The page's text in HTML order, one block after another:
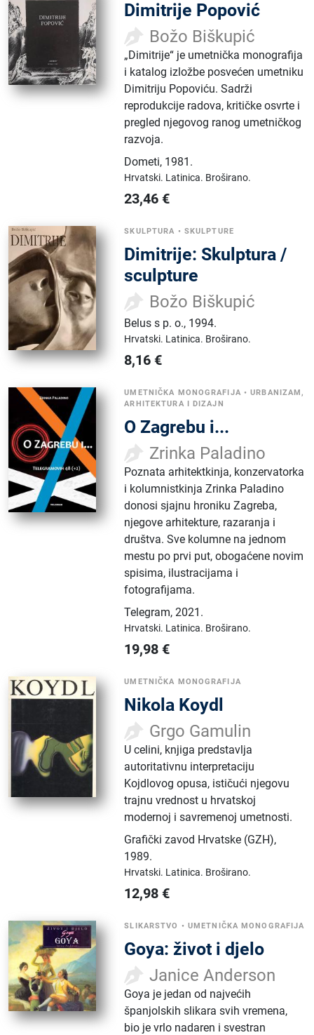
Dimitrije Popović
Božo Biškupić
„Dimitrije“ je umetnička monografija
i katalog izložbe posvećen umetniku
Dimitriju Popoviću. Sadrži
reprodukcije radova, kritičke osvrte i
pregled njegovog ranog umetničkog
razvoja.
Dometi, 1981.
Hrvatski. Latinica. Broširano.
23,46 €
SKULPTURA • SKULPTURE
Dimitrije: Skulptura /
sculpture
Božo Biškupić
Belus s p. o., 1994.
Hrvatski. Latinica. Broširano.
8,16 €
UMETNIČKA MONOGRAFIJA •URBANIZAM,
ARHITEKTURA I DIZAJN
O Zagrebu i...
Zrinka Paladino
Poznata arhitektkinja, konzervatorka
i kolumnistkinja Zrinka Paladino
donosi sjajnu hroniku Zagreba,
njegove arhitekture, razaranja i
društva. Sve kolumne na jednom
mestu po prvi put, obogaćene novim
spisima, ilustracijama i
fotografijama.
Telegram,2021.
Hrvatski. Latinica. Broširano.
19,98 €
UMETNIČKA MONOGRAFIJA
Nikola Koydl
Grgo Gamulin
U celini, knjiga predstavlja
autoritativnu interpretaciju
Kojdlovog opusa, ističući njegovu
trajnu vrednost u hrvatskoj
modernoj i savremenoj umetnosti.
Grafički zavod Hrvatske (GZH),
1989.
Hrvatski. Latinica. Broširano.
12,98 €
SLIKARSTVO • UMETNIČKA MONOGRAFIJA
Goya: život i djelo
Janice Anderson
Goya je jedan od najvećih
španjolskih slikara svih vremena,
bio je vrlo nadaren i svestran